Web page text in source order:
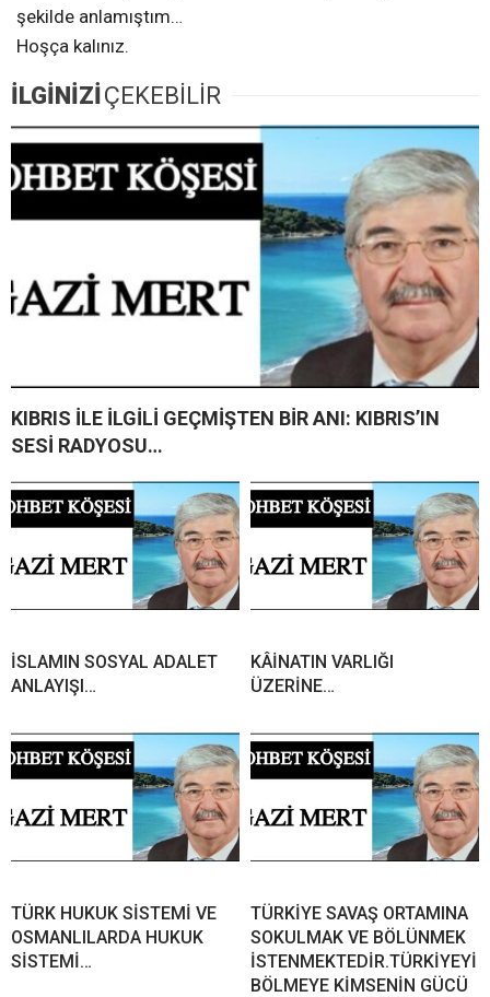
şekilde anlamıştım…
Hoşça kalınız.
İLGİNİZİÇEKEBİLİR
KIBRIS İLE İLGİLİ GEÇMİŞTEN BİR ANI: KIBRIS’IN
SESİ RADYOSU…
İSLAMIN SOSYAL ADALET
ANLAYIŞI…
KÂİNATIN VARLIĞI
ÜZERİNE…
TÜRK HUKUK SİSTEMİ VE
OSMANLILARDA HUKUK
SİSTEMİ…
TÜRKİYE SAVAŞ ORTAMINA
SOKULMAK VE BÖLÜNMEK
İSTENMEKTEDİR.TÜRKİYEYİ
BÖLMEYE KİMSENİN GÜCÜ